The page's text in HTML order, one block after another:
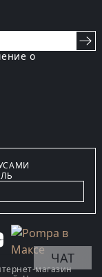
о
магазин
ЧАТ